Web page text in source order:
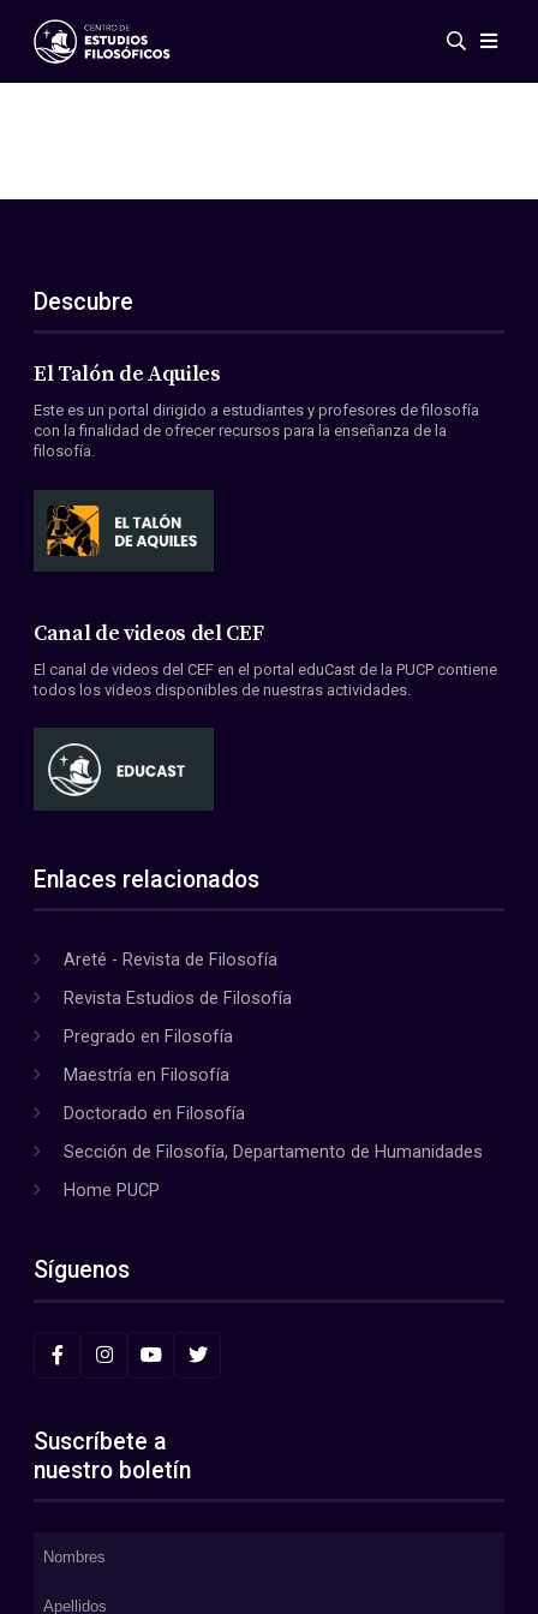
Eventos
ES
EN
Acerca de nosotros
Miembros
Convenios
Descubre
El Talón de Aquiles
Este es un portal dirigido a estudiantes y profesores de filosofía
con la finalidad de ofrecer recursos para la enseñanza de la
filosofía.
Canal de videos del CEF
El canal de videos del CEF en el portal eduCast de la PUCP contiene
todos los videos disponibles de nuestras actividades.
Enlaces relacionados
Areté - Revista de Filosofía
Revista Estudios de Filosofía
Pregrado en Filosofía
Maestría en Filosofía
Doctorado en Filosofía
Sección de Filosofía, Departamento de Humanidades
Home PUCP
Síguenos
Suscríbete a
nuestro boletín